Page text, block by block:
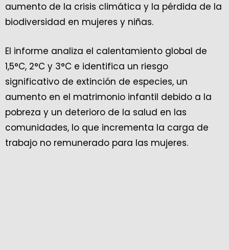
aumento de la crisis climática y la pérdida de la
biodiversidad en mujeres y niñas.
El informe analiza el calentamiento global de
1,5°C, 2°C y 3°C e identifica un riesgo
significativo de extinción de especies, un
aumento en el matrimonio infantil debido a la
pobreza y un deterioro de la salud en las
comunidades, lo que incrementa la carga de
trabajo no remunerado para las mujeres.